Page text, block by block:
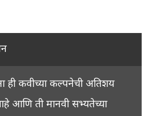
ही कवीच्या कल्पनेची अतिशय
आणि ती मानवी सभ्यतेच्या